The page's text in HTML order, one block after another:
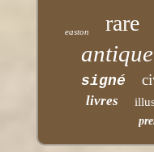
easton rare
antique
signé
livres